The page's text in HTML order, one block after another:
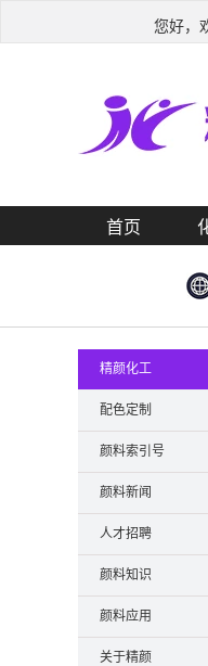
您好，
首页
精颜化工
配色定制
颜料索引号
颜料新闻
人才招聘
颜料知识
颜料应用
关于精颜